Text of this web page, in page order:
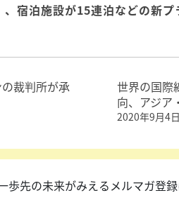
宿泊施設が15連泊などの新
裁判所が承
世界の国際
向、アジア
2020年9月4日
歩先の未来がみえるメルマガ登